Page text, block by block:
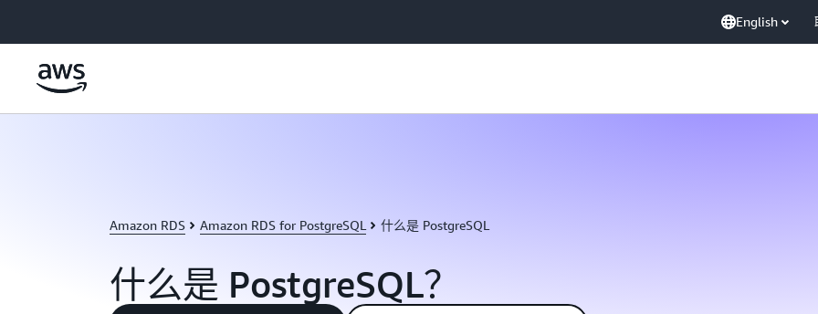
English
Amazon RDS Amazon RDS for PostgreSQL 什么是 PostgreSQL
什么是 PostgreSQL？